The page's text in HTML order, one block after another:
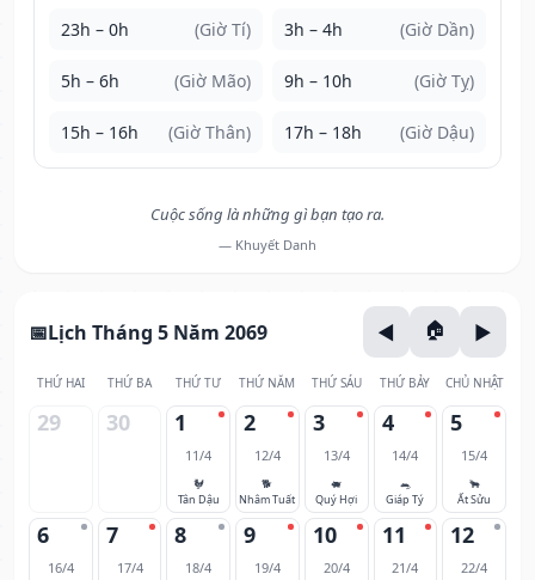
23h – 0h (Giờ Tí) 3h – 4h (Giờ Dần)
5h – 6h (Giờ Mão) 9h – 10h (Giờ Tỵ)
15h – 16h (Giờ Thân) 17h – 18h (Giờ Dậu)
Cuộc sống là những gì bạn tạo ra.
— Khuyết Danh
Lịch Tháng 5 Năm 2069
THỨ HAI THỨ BA THỨ TƯ THỨ NĂM THỨ SÁU THỨ BẢY CHỦ NHẬT
29 30 1
11/4
🐓
Tân Dậu
2
12/4
🐕
Nhâm Tuất
3
13/4
🐖
Quý Hợi
4
14/4
🐀
Giáp Tý
5
15/4
🐂
Ất Sửu
6
16/4
7
17/4
8
18/4
9
19/4
10
20/4
11
21/4
12
22/4